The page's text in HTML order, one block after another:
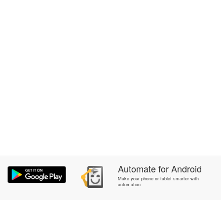
AutomateforAndroid
Make your phone or tablet smarter with
automation